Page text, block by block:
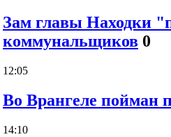
Зам главы Находки
коммунальщиков 0
12:05
Во Врангеле пойман
14:10